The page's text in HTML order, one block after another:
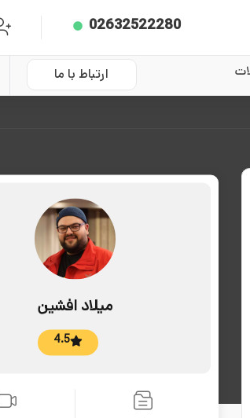
02632522280
ارتباط با ما
میلاد افشین
4.5